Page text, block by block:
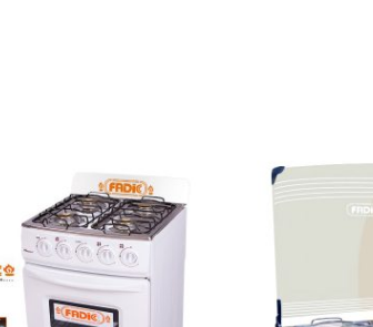
precio
original
era:
S/699.00.
precio
actual
es:
S/379.00.